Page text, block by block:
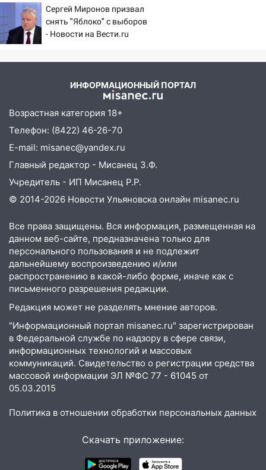
09:44
Ульяновские спасатели помогли
юному велосипедисту на улице
Чернышевского
велосипеда
В Ульяновск идет
тридцатиградусная жара: какая будет
погода в четверг
06:00 Четыре года борьбы: ульяновские
юристы помогли женщине засудить УК
за плесень на стенах
05:00 Кому 6 августа звезды сулят
прибыль, а кому — испытания на
05.08.2026
22:58 Соцсети: на проспекте Тюленева
ДТП с мотоциклистом
20:22 Мошенники обманули 92-летнюю
жительницу Ульяновской области
19:14
Житель Ульяновской области
подвез троих незнакомцев на трассе и
заработал уголовное дело
18:14 Прогноз погоды на 6 августа в
Ульяновской области
экстрим: в Ульяновске пройдет
Где есть бензин в Ульяновске 5
августа после рабочего дня: список АЗС
Новости на Вести.ru
Сергей Миронов призвал
снять "Яблоко" с выборов
- Новости на Вести.ru
ИНФОРМАЦИОННЫЙ ПОРТАЛ
Возрастная категория 18+
Телефон: (8422) 46-26-70
E-mail: misanec@yandex.ru
Главный редактор - Мисанец З.Ф.
Учредитель - ИП Мисанец Р.Р.
© 2014-2026 Новости Ульяновска онлайн misanec.ru
Все права защищены. Вся информация, размещенная на
данном веб-сайте, предназначена только для
персонального пользования и не подлежит
дальнейшему воспроизведению и/или
распространению в какой-либо форме, иначе как с
письменного разрешения редакции.
Редакция может не разделять мнение авторов.
"Информационный портал misanec.ru" зарегистрирован
в Федеральной службе по надзору в сфере связи,
информационных технологий и массовых
коммуникаций. Свидетельство о регистрации средства
массовой информации ЭЛ №ФС 77 - 61045 от
05.03.2015
Политика в отношении обработки персональных данных
Скачать приложение: